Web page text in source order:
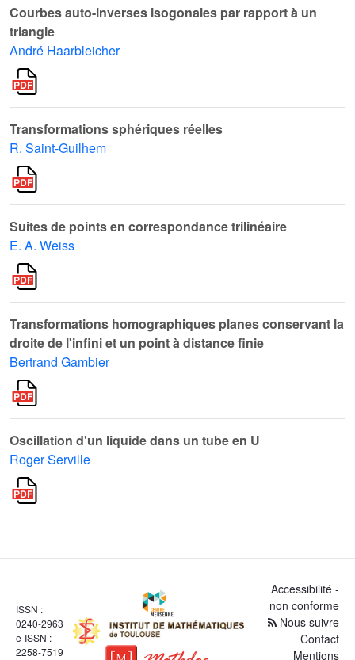
Courbes auto-inverses isogonales par rapport à un
triangle
André Haarbleicher
Transformations sphériques réelles
R. Saint-Guilhem
Suites de points en correspondance trilinéaire
E. A. Weiss
Transformations homographiques planes conservant la
droite de l'infini et un point à distance finie
Bertrand Gambier
Oscillation d'un liquide dans un tube en U
Roger Serville
ISSN :
0240-2963
e-ISSN :
2258-7519
Accessibilité -
non conforme
Nous suivre
Contact
Mentions